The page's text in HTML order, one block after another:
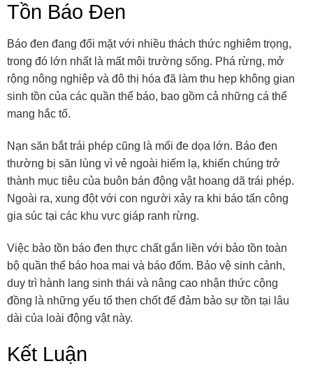
Tồn Báo Đen
Báo đen đang đối mặt với nhiều thách thức nghiêm trọng,
trong đó lớn nhất là mất môi trường sống. Phá rừng, mở
rộng nông nghiệp và đô thị hóa đã làm thu hẹp không gian
sinh tồn của các quần thể báo, bao gồm cả những cá thể
mang hắc tố.
Nạn săn bắt trái phép cũng là mối đe dọa lớn. Báo đen
thường bị săn lùng vì vẻ ngoài hiếm lạ, khiến chúng trở
thành mục tiêu của buôn bán động vật hoang dã trái phép.
Ngoài ra, xung đột với con người xảy ra khi báo tấn công
gia súc tại các khu vực giáp ranh rừng.
Việc bảo tồn báo đen thực chất gắn liền với bảo tồn toàn
bộ quần thể báo hoa mai và báo đốm. Bảo vệ sinh cảnh,
duy trì hành lang sinh thái và nâng cao nhận thức cộng
đồng là những yếu tố then chốt để đảm bảo sự tồn tại lâu
dài của loài động vật này.
Kết Luận